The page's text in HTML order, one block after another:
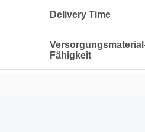
Delivery Time
Fähigkeit